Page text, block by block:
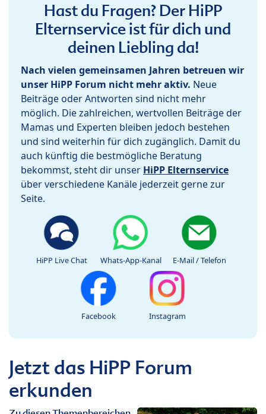
Hast du Fragen? Der HiPP
Elternservice ist für dich und
deinen Liebling da!
Nach vielen gemeinsamen Jahren betreuen wir
unser HiPP Forum nicht mehr aktiv. Neue
Beiträge oder Antworten sind nicht mehr
möglich. Die zahlreichen, wertvollen Beiträge der
Mamas und Experten bleiben jedoch bestehen
und sind weiterhin für dich zugänglich. Damit du
auch künftig die bestmögliche Beratung
bekommst, steht dir unser HiPP Elternservice
über verschiedene Kanäle jederzeit gerne zur
Seite.
HiPP Live Chat Whats-App-Kanal E-Mail / Telefon
Facebook Instagram
Jetzt das HiPP Forum
erkunden